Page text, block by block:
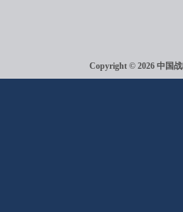
Copyright © 2026 中国